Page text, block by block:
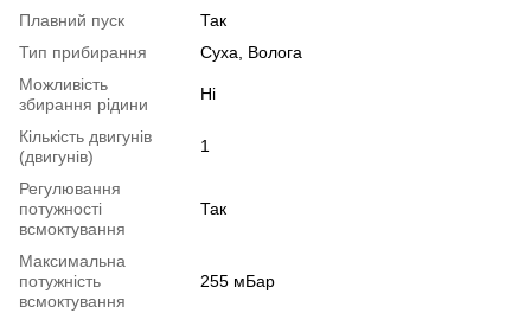
Плавний пуск
Так
Тип прибирання
Суха, Волога
Можливість
збирання рідини
Ні
Кількість двигунів
(двигунів)
1
Регулювання
потужності
всмоктування
Так
Максимальна
потужність
всмоктування
255 мБар